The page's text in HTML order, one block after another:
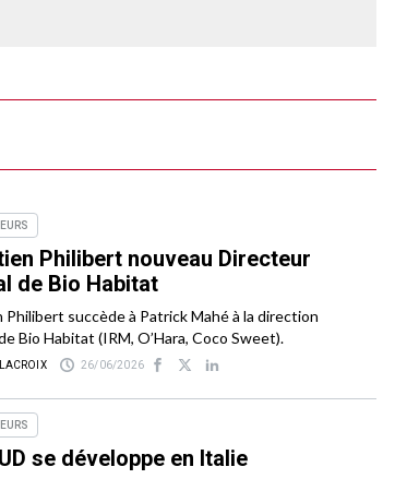
Philibert nouveau Directeur
de Bio Habitat
Philibert succède à Patrick Mahé à la direction
Bio Habitat (IRM, O’Hara, Coco Sweet).
26/06/2026
se développe en Italie